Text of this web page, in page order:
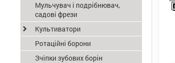
Мульчувач і подрібнювач,
садові фрези
Культиватори
Ротаційні борони
Зчіпки зубових борін